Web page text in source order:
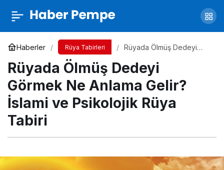
Haberler Rüya Tabirleri
Rüyada Ölmüş Dedeyi
İslami ve Psikolojik Rüya
Tabiri
Rüyada Ölmüş Dedeyi
Görmek Ne Anlama Gelir?
İslami ve Psikolojik Rüya
Tabiri
Rüyada Pişmiş Balık Yemek Ne Anlama
Gelir? İslami ve Psikolojik Rüya Tabiri
Paylaş